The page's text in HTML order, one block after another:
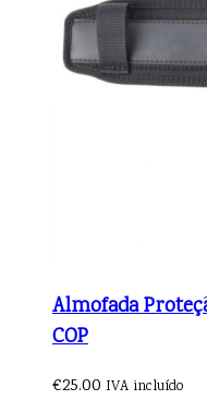
Almofada
COP
€25.00 IVA incluído